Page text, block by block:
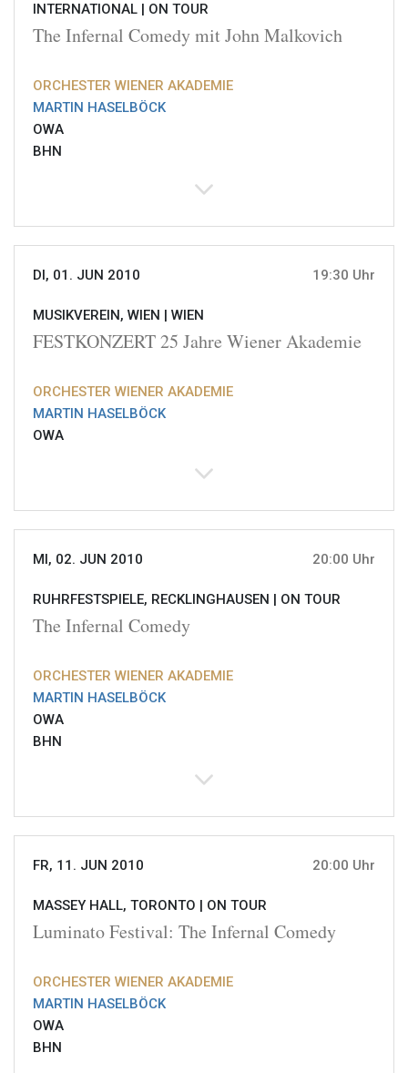
INTERNATIONAL | ON TOUR
The Infernal Comedy mit John Malkovich
ORCHESTER WIENER AKADEMIE
MARTIN HASELBÖCK
OWA
BHN
DI, 01. JUN 2010 19:30 Uhr
MUSIKVEREIN, WIEN | WIEN
FESTKONZERT 25 Jahre Wiener Akademie
ORCHESTER WIENER AKADEMIE
MARTIN HASELBÖCK
OWA
MI, 02. JUN 2010 20:00 Uhr
RUHRFESTSPIELE, RECKLINGHAUSEN | ON TOUR
The Infernal Comedy
ORCHESTER WIENER AKADEMIE
MARTIN HASELBÖCK
OWA
BHN
FR, 11. JUN 2010 20:00 Uhr
MASSEY HALL, TORONTO | ON TOUR
Luminato Festival: The Infernal Comedy
ORCHESTER WIENER AKADEMIE
MARTIN HASELBÖCK
OWA
BHN